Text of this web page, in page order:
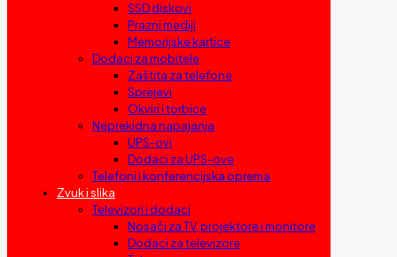
SSD diskovi
Prazni mediji
Memorijske kartice
Dodaci za mobitele
Zaštita za telefone
Sprejevi
Okviri i torbice
Neprekidna napajanja
UPS-ovi
Dodaci za UPS-ove
Telefoni i konferencijska oprema
Zvuk i slika
Televizori i dodaci
Nosači za TV, projektore i monitore
Dodaci za televizore